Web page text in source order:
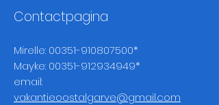
Contactpagina
Mirelle: 00351-910807500*
Mayke: 00351-912934949*
email:
vakantieoostalgarve@gmail.com